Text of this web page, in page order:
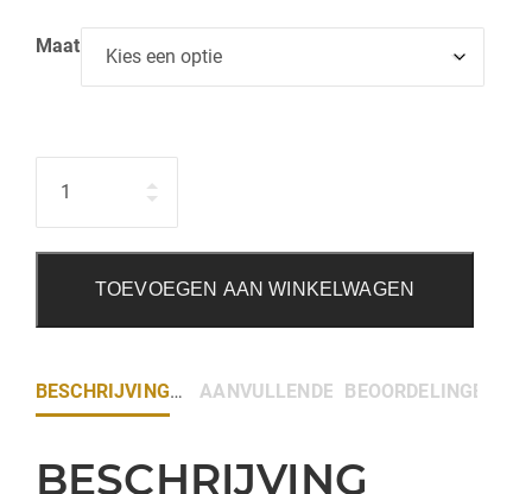
Maat
TOEVOEGEN AAN WINKELWAGEN
BESCHRIJVING AANVULLENDE INFORMATIE
BEOORDELINGEN (0)
BESCHRIJVING